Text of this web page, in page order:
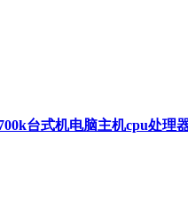
台式机电脑主机cpu处理